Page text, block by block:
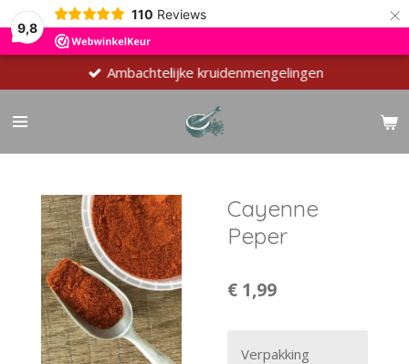
9,8
110 Reviews ×
Ambachtelijke kruidenmengelingen
Cayenne
Peper
€ 1,99
Verpakking